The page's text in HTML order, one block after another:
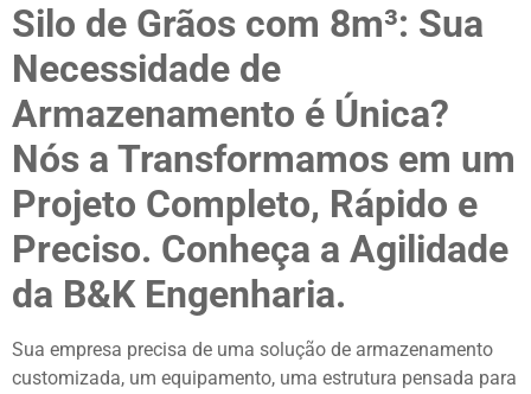
Silo de Grãos com 8m³: Sua
Necessidade de
Armazenamento é Única?
Nós a Transformamos em um
Projeto Completo, Rápido e
Preciso. Conheça a Agilidade
da B&K Engenharia.
Sua empresa precisa de uma solução de armazenamento
customizada, um equipamento, uma estrutura pensada para